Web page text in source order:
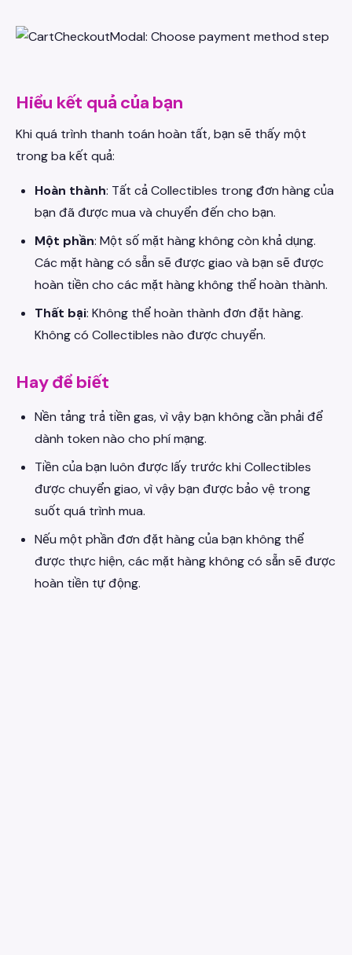
Hiểu kết quả của bạn
Khi quá trình thanh toán hoàn tất, bạn sẽ thấy một
trong ba kết quả:
Hoàn thành: Tất cả Collectibles trong đơn hàng của
bạn đã được mua và chuyển đến cho bạn.
Một phần: Một số mặt hàng không còn khả dụng.
Các mặt hàng có sẵn sẽ được giao và bạn sẽ được
hoàn tiền cho các mặt hàng không thể hoàn thành.
Thất bại: Không thể hoàn thành đơn đặt hàng.
Không có Collectibles nào được chuyển.
Hay để biết
Nền tảng trả tiền gas, vì vậy bạn không cần phải để
dành token nào cho phí mạng.
Tiền của bạn luôn được lấy trước khi Collectibles
được chuyển giao, vì vậy bạn được bảo vệ trong
suốt quá trình mua.
Nếu một phần đơn đặt hàng của bạn không thể
được thực hiện, các mặt hàng không có sẵn sẽ được
hoàn tiền tự động.